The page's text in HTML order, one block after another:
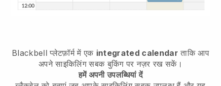
Blackbell प्लेटफ़ॉर्म में एक integrated calendar ताकि आप
अपने साइकिलिंग सबक बुकिंग पर नज़र रख सकें।
हमें अपनी उपलब्धियां दें